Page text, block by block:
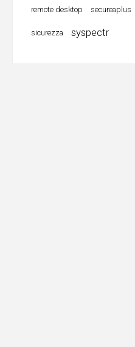
remote desktop secureaplus
sicurezza syspectr